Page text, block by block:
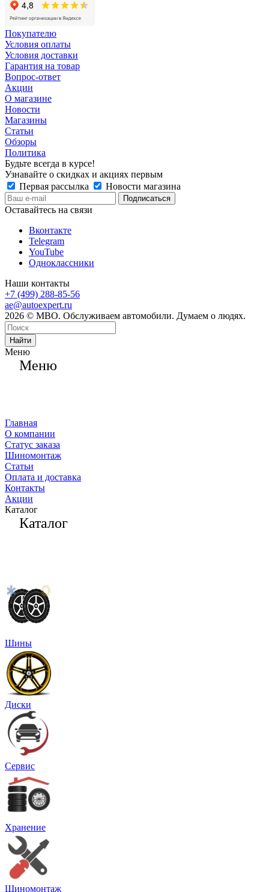
Покупателю
Условия оплаты
Условия доставки
Гарантия на товар
Вопрос-ответ
Акции
О магазине
Новости
Магазины
Статьи
Обзоры
Политика
Будьте всегда в курсе!
Узнавайте о скидках и акциях первым
Первая рассылка
Новости магазина
Оставайтесь на связи
Вконтакте
Telegram
YouTube
Одноклассники
Наши контакты
+7 (499) 288-85-56
ae@autoexpert.ru
2026 © МВО. Обслуживаем автомобили. Думаем о людях.
Найти
Меню
Меню
Главная
О компании
Статус заказа
Шиномонтаж
Статьи
Оплата и доставка
Контакты
Акции
Каталог
Каталог
Шины
Диски
Сервис
Хранение
Шиномонтаж